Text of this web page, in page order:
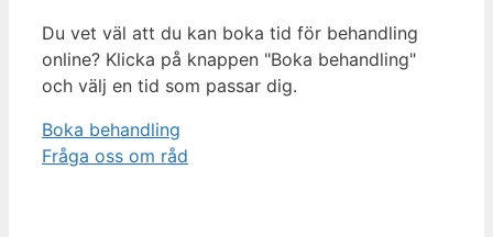
Du vet väl att du kan boka tid för behandling
online? Klicka på knappen "Boka behandling"
och välj en tid som passar dig.
Boka behandling
Fråga oss om råd